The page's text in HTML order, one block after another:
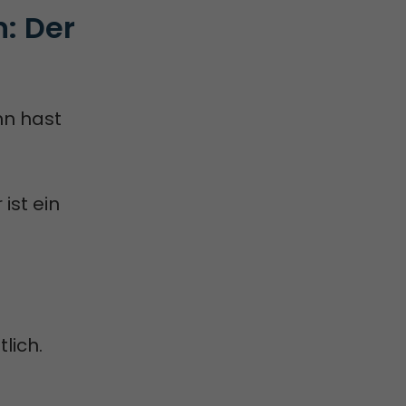
Der
hast
ein